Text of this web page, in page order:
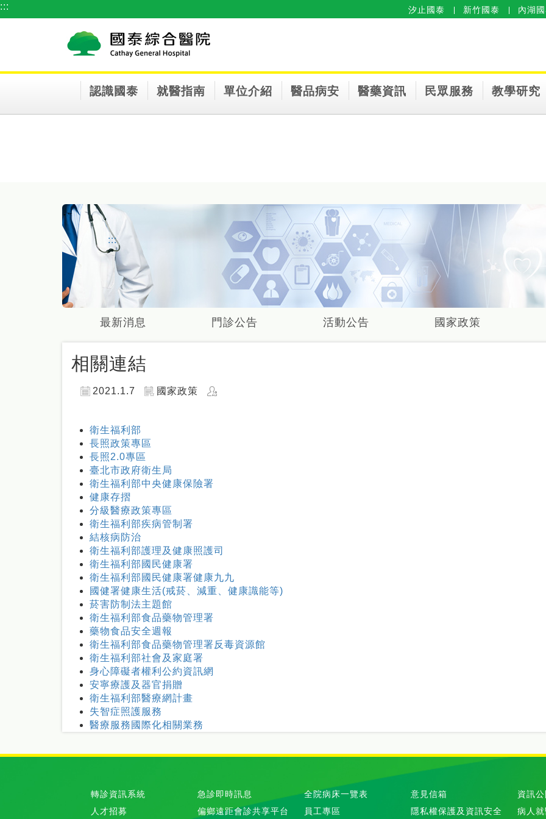
跳到主要內容區塊 汐止國泰 新竹國泰 內湖
認識國泰 就醫指南 單位介紹 醫品病安 醫藥資訊 民眾服務 教學研究
:::
:::
最新消息 門診公告 活動公告 國家政策
相關連結
2021.1.7 國家政策
衛生福利部
長照政策專區
長照2.0專區
臺北市政府衛生局
衛生福利部中央健康保險署
健康存摺
分級醫療政策專區
衛生福利部疾病管制署
結核病防治
衛生福利部護理及健康照護司
衛生福利部國民健康署
衛生福利部國民健康署健康九九
國健署健康生活(戒菸、減重、健康識能等)
菸害防制法主題館
衛生福利部食品藥物管理署
藥物食品安全週報
衛生福利部食品藥物管理署反毒資源館
衛生福利部社會及家庭署
身心障礙者權利公約資訊網
安寧療護及器官捐贈
衛生福利部醫療網計畫
失智症照護服務
醫療服務國際化相關業務
轉診資訊系統 急診即時訊息 全院病床一覽表 意見信箱
資訊
人才招募
偏鄉遠距會診共享平台 員工專區 隱私權保護及資訊安全 病人